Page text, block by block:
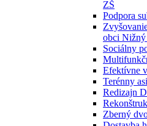
ZŠ
Podpora
obci
Sociálny
Efektívne
Terénny
Redizajn
Zberný